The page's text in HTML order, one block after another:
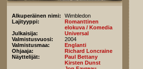
Alkuperäinen nimi:
Wimbledon
Lajityyppi:
Romanttinen
elokuva / Komedia
Julkaisija:
Universal
Valmistusvuosi:
2004
Valmistusmaa:
Englanti
Ohjaaja:
Richard Loncraine
Näyttelijät:
Paul Bettany
Kirsten Dunst